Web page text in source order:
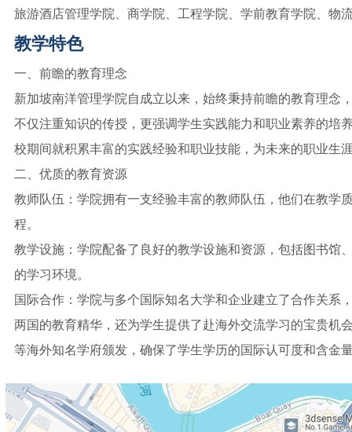
旅游酒店管理学院、商学院、工程学院、学前教育学院、物
教学特色
一、前瞻的教育理念
新加坡南洋管理学院自成立以来，始终秉持前瞻的教育理念
不仅注重知识的传授，更强调学生实践能力和职业素养的培
校期间就积累丰富的实践经验和职业技能，为未来的职业生
二、优质的教育资源
教师队伍：学院拥有一支经验丰富的教师队伍，他们在教学
程。
教学设施：学院配备了良好的教学设施和资源，包括图书馆
的学习环境。
国际合作：学院与多个国际知名大学和企业建立了合作关系
两国的教育精华，还为学生提供了赴海外交流学习的宝贵机
等海外知名学府颁发，确保了学生学历的国际认可度和含金